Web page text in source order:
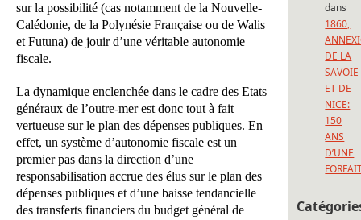
sur la possibilité (cas notamment de la Nouvelle-
Calédonie, de la Polynésie Française ou de Walis
et Futuna) de jouir d’une véritable autonomie
fiscale.
La dynamique enclenchée dans le cadre des Etats
généraux de l’outre-mer est donc tout à fait
vertueuse sur le plan des dépenses publiques. En
effet, un système d’autonomie fiscale est un
premier pas dans la direction d’une
responsabilisation accrue des élus sur le plan des
dépenses publiques et d’une baisse tendancielle
des transferts financiers du budget général de
dans
1860,
DE LA
SAVOIE
ET DE
NICE:
150
ANS
D’UNE